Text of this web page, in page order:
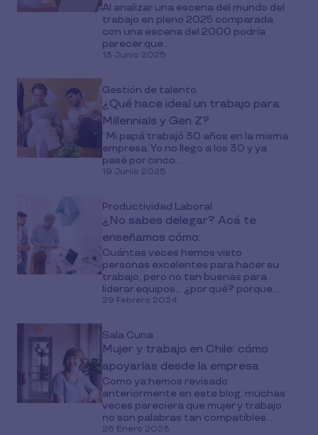
Al analizar una escena del mundo del
trabajo en pleno 2025 comparada
con una escena del 2000 podría
parecer que...
13 Junio 2025
Gestión de talento
¿Qué hace ideal un trabajo para
Millennials y Gen Z?
“Mi papá trabajó 30 años en la misma
empresa. Yo no llego a los 30 y ya
pasé por cinco...
19 Junio 2025
Productividad Laboral
¿No sabes delegar? Acá te
enseñamos cómo:
Cuántas veces hemos visto
personas excelentes para hacer su
trabajo, pero no tan buenas para
liderar equipos... ¿por qué? porque...
29 Febrero 2024
Sala Cuna
Mujer y trabajo en Chile: cómo
apoyarlas desde la empresa
Como ya hemos revisado
anteriormente en este blog, muchas
veces pareciera que mujer y trabajo
no son palabras tan compatibles...
26 Enero 2023